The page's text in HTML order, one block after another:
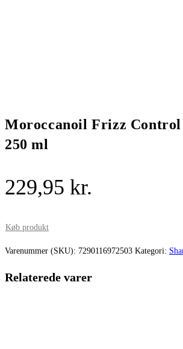
Moroccanoil Frizz
250 ml
229,95 kr.
Køb produkt
Varenummer (SKU): 7290116972503 Kategori:
Relaterede varer